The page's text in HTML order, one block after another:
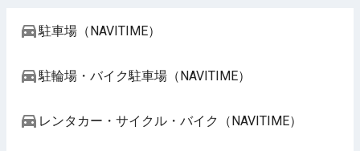
駐車場（NAVITIME）
駐輪場・バイク駐車場（NAVITIME）
レンタカー・サイクル・バイク（NAVITIME）